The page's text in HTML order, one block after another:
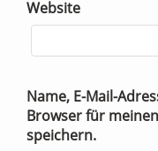
Website
Name, E-Mail-
Browser für
speichern.